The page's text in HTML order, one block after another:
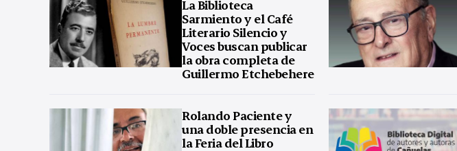
La Biblioteca
Sarmiento y el Café
Literario Silencio y
Voces buscan publicar
la obra completa de
Guillermo Etchebehere
Rolando Paciente y
una doble presencia en
la Feria del Libro